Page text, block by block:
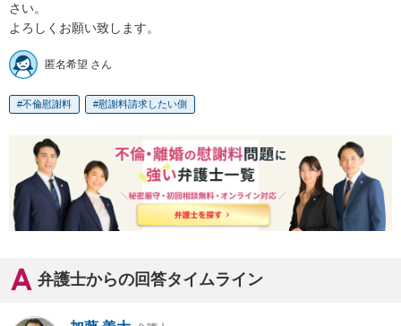
さい。
よろしくお願い致します。
匿名希望 さん
不倫慰謝料 慰謝料請求したい側
弁護士からの回答タイムライン